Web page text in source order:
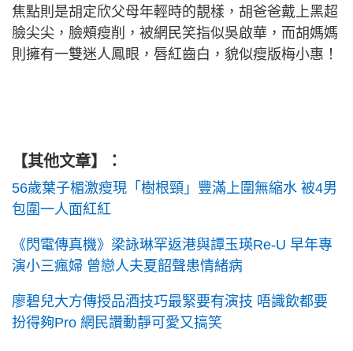
焦點則是胡定欣父母年輕時的靚樣，胡爸爸戴上黑超
臉尖尖，臉頰瘦削，被網民笑指似吳啟華，而胡媽媽
則擁有一雙迷人鳳眼，唇紅齒白，貌似瘦版梅小惠！
【其他文章】：
56歲葉子楣激瘦現「樹根頸」豐滿上圍無縮水 被4男
包圍一人面紅紅
《閃電傳真機》梁詠琳罕返港與譚玉瑛Re-U 早年專
演小三瘋婦 曾戀人夫夏韶聲患情緒病
廖碧兒大方傳授品酒技巧最緊要有演技 唔識飲都要
扮得夠Pro 網民讚動靜可愛又搞笑